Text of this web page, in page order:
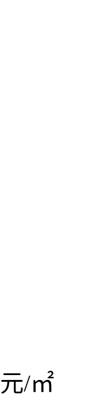
元/㎡